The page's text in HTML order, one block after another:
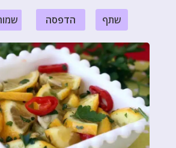
שתף הדפסה